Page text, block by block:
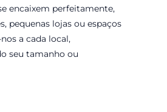
encaixem perfeitamente,
pequenas lojas ou espaços
a cada local,
seu tamanho ou